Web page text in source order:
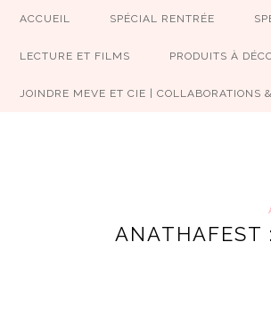
ACCUEIL SPÉCIAL RENTRÉE
LECTURE ET FILMS PRODUITS À
JOINDRE MEVE ET CIE | COLLABORATIONS
ANATHAFEST